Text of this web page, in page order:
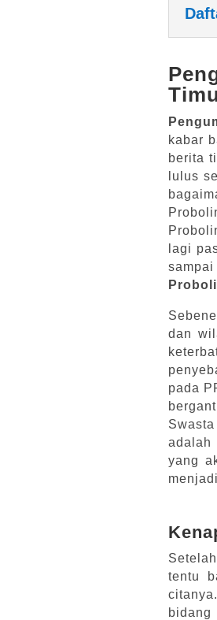
kabar
berita
lulus
lagi
dan
pada
adalah
yang
tentu